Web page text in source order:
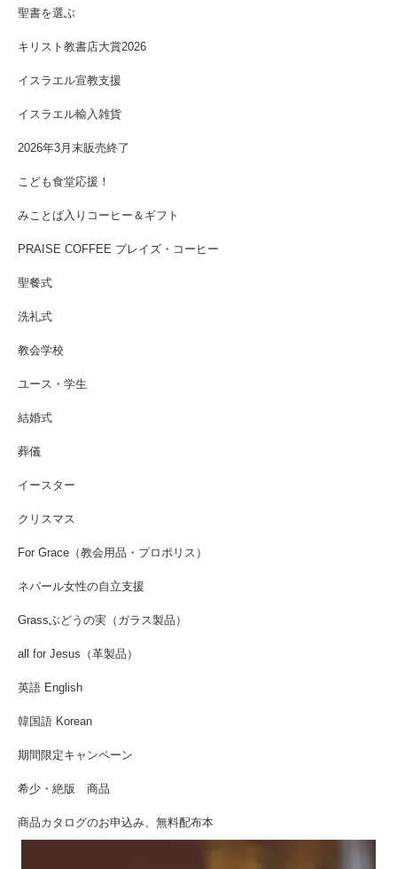
聖書を選ぶ
キリスト教書店大賞2026
イスラエル宣教支援
イスラエル輸入雑貨
2026年3月末販売終了
こども食堂応援！
みことば入りコーヒー＆ギフト
PRAISE COFFEE プレイズ・コーヒー
聖餐式
洗礼式
教会学校
ユース・学生
結婚式
葬儀
イースター
クリスマス
For Grace（教会用品・プロポリス）
ネパール女性の自立支援
Grassぶどうの実（ガラス製品）
all for Jesus（革製品）
英語 English
韓国語 Korean
期間限定キャンペーン
希少・絶版 商品
商品カタログのお申込み、無料配布本